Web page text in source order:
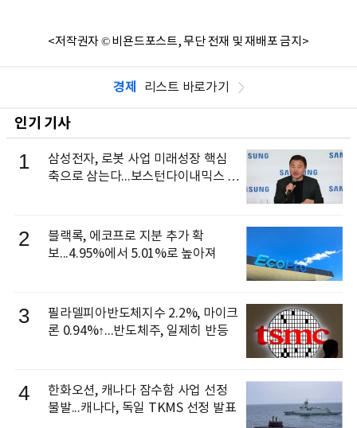
<저작권자 © 비욘드포스트, 무단 전재 및 재배포 금지>
경제 리스트 바로가기
인기 기사
1
삼성전자, 로봇 사업 미래성장 핵심
축으로 삼는다...보스턴다이내믹스 출
2
블랙록, 에코프로 지분 추가 확
보...4.95%에서 5.01%로 높아져
3
필라델피아반도체지수 2.2%, 마이크
론 0.94%↑...반도체주, 일제히 반등
4
한화오션, 캐나다 잠수함 사업 선정
불발...캐나다, 독일 TKMS 선정 발표